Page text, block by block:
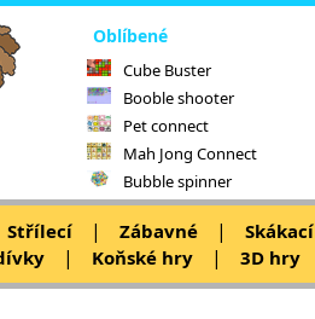
Oblíbené
Cube Buster
Booble shooter
Pet connect
Mah Jong Connect
Bubble spinner
Střílecí | Zábavné | Skákací
| Koňské hry | 3D hry